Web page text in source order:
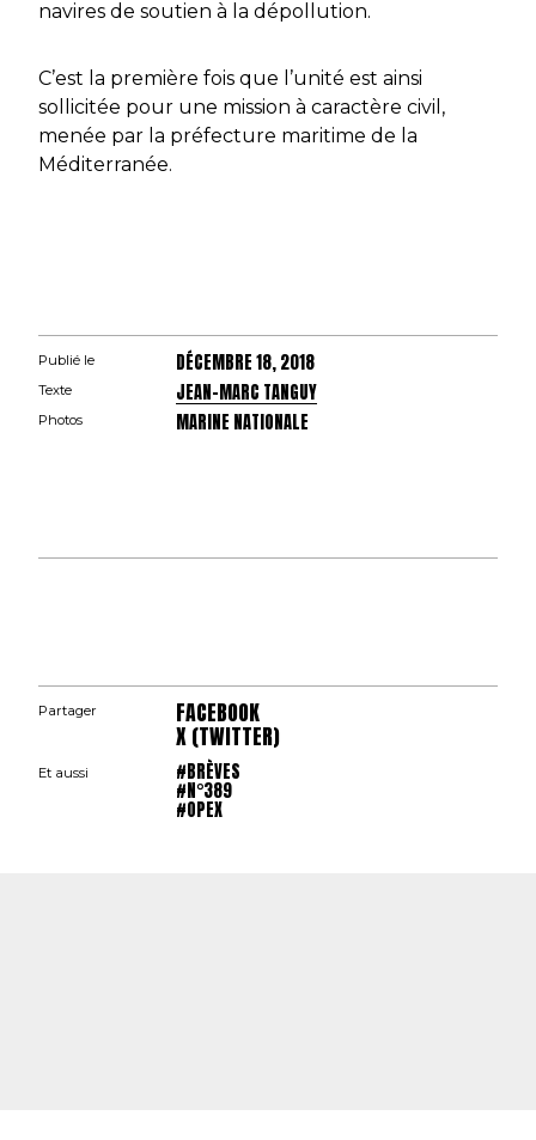
navires de soutien à la dépollution.
C’est la première fois que l’unité est ainsi
sollicitée pour une mission à caractère civil,
menée par la préfecture maritime de la
Méditerranée.
Publié le DÉCEMBRE 18, 2018
Texte JEAN-MARC TANGUY
Photos MARINE NATIONALE
Partager FACEBOOK
X (TWITTER)
Et aussi #BRÈVES
#N°389
#OPEX